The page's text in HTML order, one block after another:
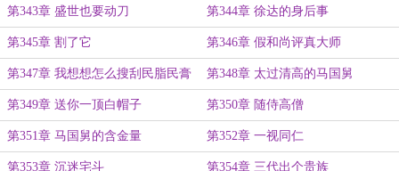
第343章 盛世也要动刀 第344章 徐达的身后事
第345章 割了它 第346章 假和尚评真大师
第347章 我想想怎么搜刮民脂民膏 第348章 太过清高的马国舅
第349章 送你一顶白帽子 第350章 随侍高僧
第351章 马国舅的含金量 第352章 一视同仁
第353章 沉迷宅斗 第354章 三代出个贵族